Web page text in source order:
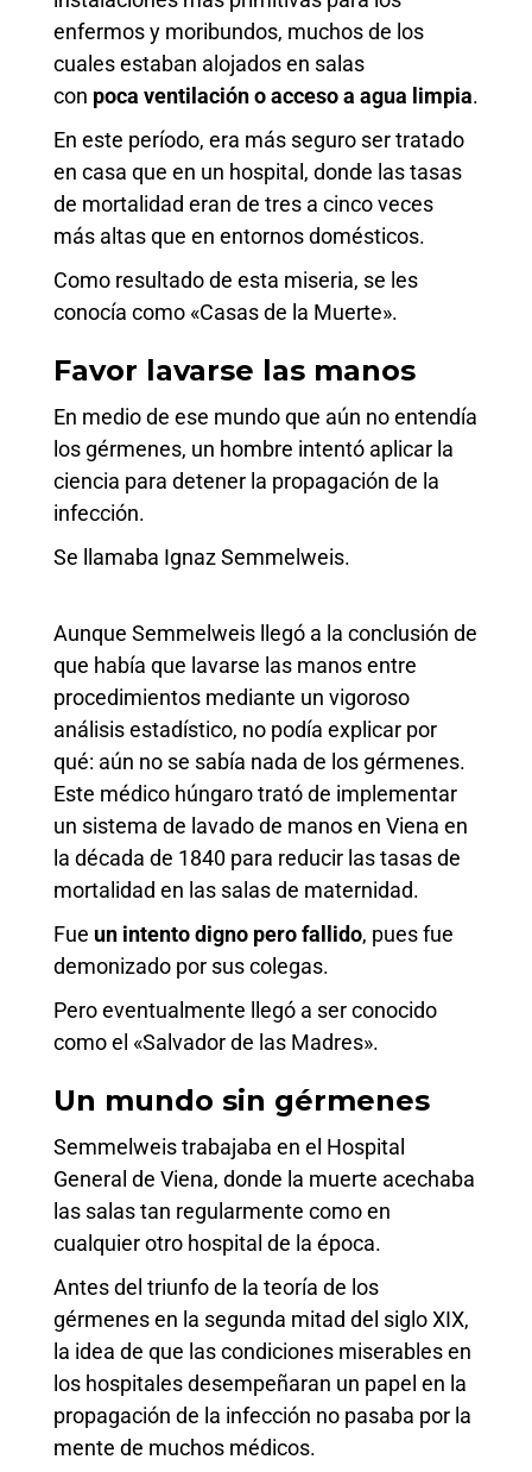
enfermos y moribundos, muchos de los
cuales estaban alojados en salas
con poca ventilación o acceso a agua limpia.
En este período, era más seguro ser tratado
en casa que en un hospital, donde las tasas
de mortalidad eran de tres a cinco veces
más altas que en entornos domésticos.
Como resultado de esta miseria, se les
conocía como «Casas de la Muerte».
Favor lavarse las manos
En medio de ese mundo que aún no entendía
los gérmenes, un hombre intentó aplicar la
ciencia para detener la propagación de la
infección.
Se llamaba Ignaz Semmelweis.
Aunque Semmelweis llegó a la conclusión de
que había que lavarse las manos entre
procedimientos mediante un vigoroso
análisis estadístico, no podía explicar por
qué: aún no se sabía nada de los gérmenes.
Este médico húngaro trató de implementar
un sistema de lavado de manos en Viena en
la década de 1840 para reducir las tasas de
mortalidad en las salas de maternidad.
Fue un intento digno pero fallido, pues fue
demonizado por sus colegas.
Pero eventualmente llegó a ser conocido
como el «Salvador de las Madres».
Un mundo sin gérmenes
Semmelweis trabajaba en el Hospital
General de Viena, donde la muerte acechaba
las salas tan regularmente como en
cualquier otro hospital de la época.
Antes del triunfo de la teoría de los
gérmenes en la segunda mitad del siglo XIX,
la idea de que las condiciones miserables en
los hospitales desempeñaran un papel en la
propagación de la infección no pasaba por la
mente de muchos médicos.